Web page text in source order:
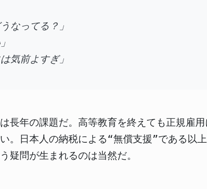
なってる？」
気前よすぎ」
長年の課題だ。高等教育を終えても正規雇
。日本人の納税による“無償支援”である以
疑問が生まれるのは当然だ。